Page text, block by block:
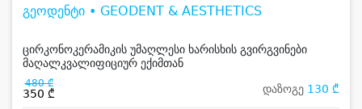
გეოდენტი • GEODENT & AESTHETICS
ცირკონოკერამიკის უმაღლესი ხარისხის გვირგვინები
მაღალკვალიფიციურ ექიმთან
480 ₾
350 ₾ დაზოგე 130 ₾